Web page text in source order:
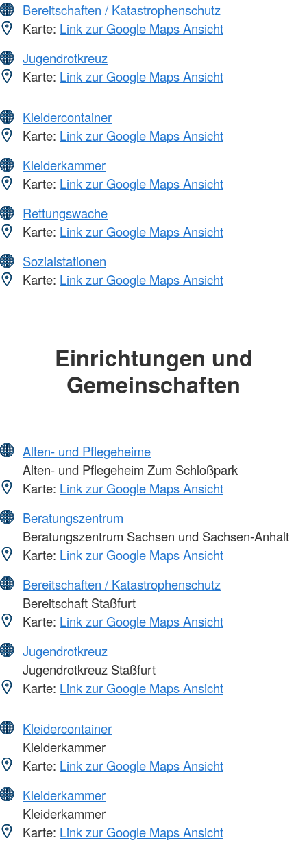
Bereitschaften / Katastrophenschutz
Karte: Link zur Google Maps Ansicht
Jugendrotkreuz
Karte: Link zur Google Maps Ansicht
Kleidercontainer
Karte: Link zur Google Maps Ansicht
Kleiderkammer
Karte: Link zur Google Maps Ansicht
Rettungswache
Karte: Link zur Google Maps Ansicht
Sozialstationen
Karte: Link zur Google Maps Ansicht
Einrichtungen und
Gemeinschaften
Alten- und Pflegeheime
Alten- und Pflegeheim Zum Schloßpark
Karte: Link zur Google Maps Ansicht
Beratungszentrum
Beratungszentrum Sachsen und Sachsen-Anhalt
Karte: Link zur Google Maps Ansicht
Bereitschaften / Katastrophenschutz
Bereitschaft Staßfurt
Karte: Link zur Google Maps Ansicht
Jugendrotkreuz
Jugendrotkreuz Staßfurt
Karte: Link zur Google Maps Ansicht
Kleidercontainer
Kleiderkammer
Karte: Link zur Google Maps Ansicht
Kleiderkammer
Kleiderkammer
Karte: Link zur Google Maps Ansicht